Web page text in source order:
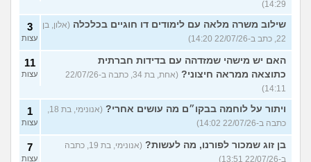
14:29)
שילוב משרה מלאה עם לימודים דו חוגיים בכלכלה (אלון, בן
22, כתב ב-22/07/26 14:20)
3
עצות
האם יש מישהי שמזדהה עם בדידות חברתית
כתוצאה ממראה חיצוני?
(אחת, בת 34, כתבה ב-22/07/26
14:11)
11
עצות
ויתור על לוחמה בבקו״ם מה עושים אחרי?
כתבה ב-22/07/26 14:02)
1
עצות
בן זוג שמכור לפורנו, מה לעשות?
(אנונימי, בת 19, כתבה
ב-22/07/26 13:51)
7
עצות